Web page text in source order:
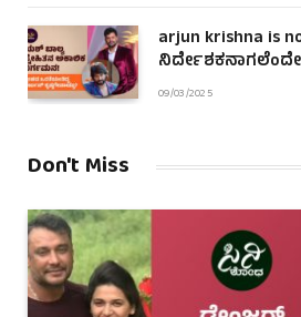
arjun krishna is
ನಿರ್ದೇಶಕನಾಗಲೆಂದೇ
09/03/2025
Don't Miss